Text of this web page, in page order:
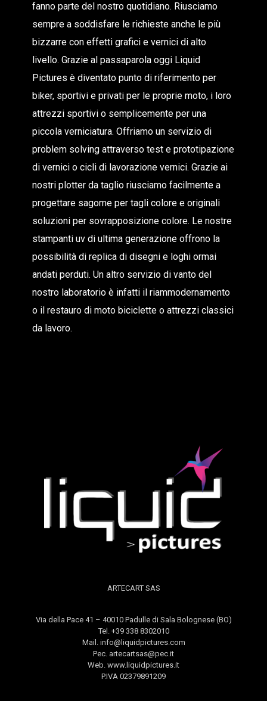
fanno parte del nostro quotidiano. Riusciamo
sempre a soddisfare le richieste anche le più
bizzarre con effetti grafici e vernici di alto
livello. Grazie al passaparola oggi Liquid
Pictures è diventato punto di riferimento per
biker, sportivi e privati per le proprie moto, i loro
attrezzi sportivi o semplicemente per una
piccola verniciatura. Offriamo un servizio di
problem solving attraverso test e prototipazione
di vernici o cicli di lavorazione vernici. Grazie ai
nostri plotter da taglio riusciamo facilmente a
progettare sagome per tagli colore e originali
soluzioni per sovrapposizione colore. Le nostre
stampanti uv di ultima generazione offrono la
possibilità di replica di disegni e loghi ormai
andati perduti. Un altro servizio di vanto del
nostro laboratorio è infatti il riammodernamento
o il restauro di moto biciclette o attrezzi classici
da lavoro.
ARTECART SAS
Via della Pace 41 – 40010 Padulle di Sala Bolognese (BO)
Tel. +39 338 8302010
Mail. info@liquidpictures.com
Pec. artecartsas@pec.it
Web. www.liquidpictures.it
P.IVA 02379891209